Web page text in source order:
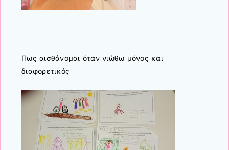
Πως αισθάνομαι όταν νιώθω μόνος και
διαφορετικός